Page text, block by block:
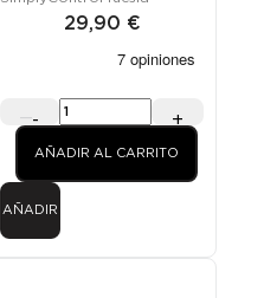
29,90 €
- +
AÑADIR AL CARRITO
AÑADIR